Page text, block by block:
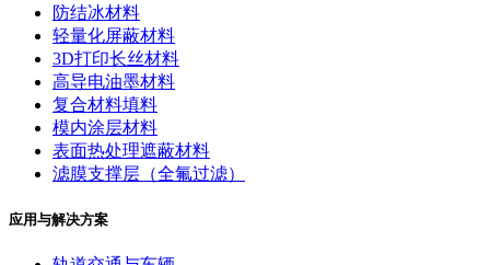
防结冰材料
轻量化屏蔽材料
3D打印长丝材料
高导电油墨材料
复合材料填料
模内涂层材料
表面热处理遮蔽材料
滤膜支撑层（全氟过滤）
应用与解决方案